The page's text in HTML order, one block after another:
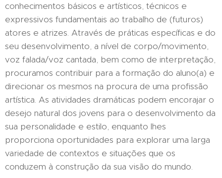
conhecimentos básicos e artísticos, técnicos e
expressivos fundamentais ao trabalho de (futuros)
atores e atrizes. Através de práticas específicas e do
seu desenvolvimento, a nível de corpo/movimento,
voz falada/voz cantada, bem como de interpretação,
procuramos contribuir para a formação do aluno(a) e
direcionar os mesmos na procura de uma profissão
artística. As atividades dramáticas podem encorajar o
desejo natural dos jovens para o desenvolvimento da
sua personalidade e estilo, enquanto lhes
proporciona oportunidades para explorar uma larga
variedade de contextos e situações que os
conduzem à construção da sua visão do mundo.